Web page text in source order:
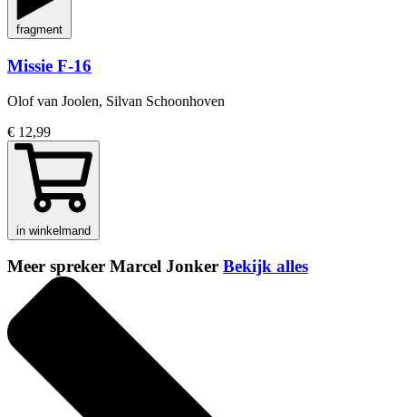
fragment
Missie F-16
Olof van Joolen, Silvan Schoonhoven
€ 12,99
in winkelmand
Meer spreker Marcel Jonker Bekijk alles